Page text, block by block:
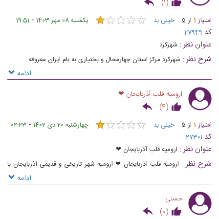
AZERBAYCAN
(
1
)
امتیاز 1 از 5 خیلی بد ★★★★★
★★★★★ یکشنبه 08 مهر 1403 -
19:51
کد 27949
عنوان نظر : شهرکرد
شرح نظر : شهرکرد مرکز استان چهارمحال و بختیاری به بام ایران معروفه
ادامه
ارومیه قلب آذربایجان ❤
(
4
)
امتیاز 1 از 5 خیلی بد ★★★★★
★★★★★ چهارشنبه 20 دی 1402 -
02:23
کد 27301
عنوان نظر : ارومیه قلب آذربایجان ❤
شرح نظر : ارومیه قلب آذربایجان ❤ ارومیه شهر تاریخی و قدیمی آذربایجان با
قدمتی بالای 3000 هزار ساله هم ردیف با شهر برادر و قارداش تبریز از شهرهای
آذربایجانی هست و چند درصدی اقلیت مهاجر عراقی قندیل زاده داره که زمان
جنگ تحمیلی وارد خاک مقدس آذربایجان شدن کل شهر ارومیه رو بگردی یه
ادامه
حسنی
(
0
)